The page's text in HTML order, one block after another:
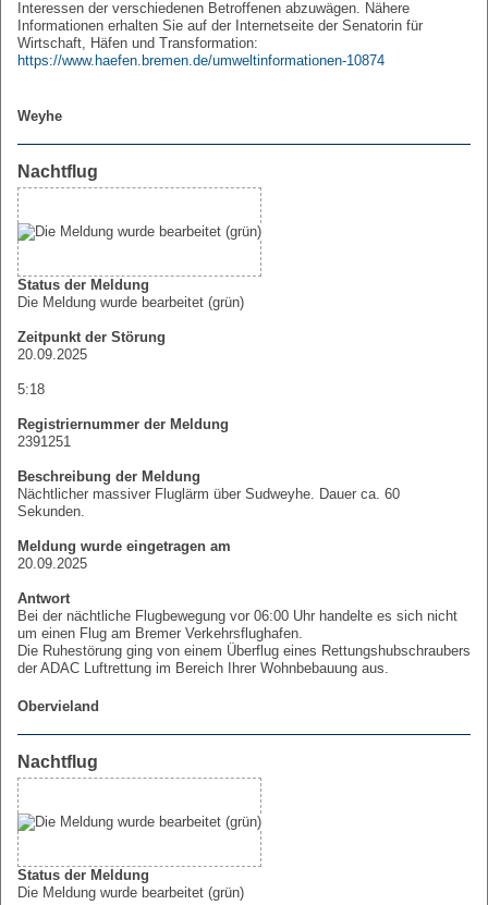
Interessen der verschiedenen Betroffenen abzuwägen. Nähere
Informationen erhalten Sie auf der Internetseite der Senatorin für
Wirtschaft, Häfen und Transformation:
https://www.haefen.bremen.de/umweltinformationen-10874
Weyhe
Nachtflug
Status der Meldung
Die Meldung wurde bearbeitet (grün)
Zeitpunkt der Störung
20.09.2025
5:18
Registriernummer der Meldung
2391251
Beschreibung der Meldung
Nächtlicher massiver Fluglärm über Sudweyhe. Dauer ca. 60
Sekunden.
Meldung wurde eingetragen am
20.09.2025
Antwort
Bei der nächtliche Flugbewegung vor 06:00 Uhr handelte es sich nicht
um einen Flug am Bremer Verkehrsflughafen.
Die Ruhestörung ging von einem Überflug eines Rettungshubschraubers
der ADAC Luftrettung im Bereich Ihrer Wohnbebauung aus.
Obervieland
Nachtflug
Status der Meldung
Die Meldung wurde bearbeitet (grün)